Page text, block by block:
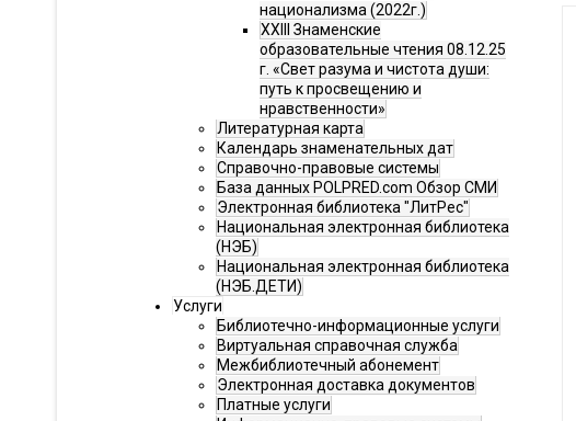
национализма (2022г.)
XXIII Знаменские
образовательные чтения 08.12.25
г. «Свет разума и чистота души:
путь к просвещению и
нравственности»
Литературная карта
Календарь знаменательных дат
Справочно-правовые системы
База данных POLPRED.com Обзор СМИ
Электронная библиотека "ЛитРес"
Национальная электронная библиотека
(НЭБ)
Национальная электронная библиотека
(НЭБ.ДЕТИ)
Услуги
Библиотечно-информационные услуги
Виртуальная справочная служба
Межбиблиотечный абонемент
Электронная доставка документов
Платные услуги